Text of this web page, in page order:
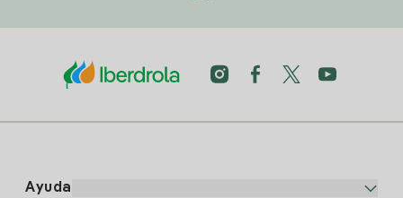
Ayuda